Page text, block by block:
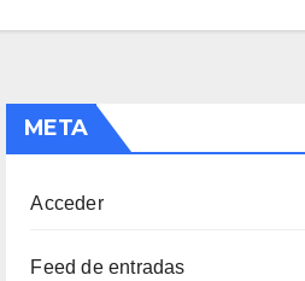
META
Acceder
Feed de entradas